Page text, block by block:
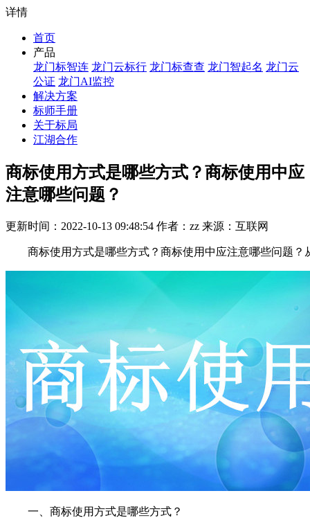
详情
首页
产品
龙门标智连 龙门云标行 龙门标查查 龙门智起名 龙门云
公证 龙门AI监控
解决方案
标师手册
关于标局
江湖合作
商标使用方式是哪些方式？商标使用中应
注意哪些问题？
更新时间：2022-10-13 09:48:54 作者：zz 来源：互联网
商标使用方式是哪些方式？商标使用中应注意哪些问题？
一、商标使用方式是哪些方式？